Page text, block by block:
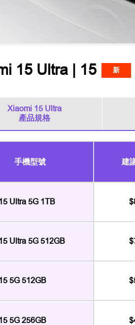
15 Ultra | 15 新
Xiaomi 15 Ultra
產品規格
手機型號 建
Ultra 5G 1TB
Ultra 5G 512GB
5G 512GB
5G 256GB